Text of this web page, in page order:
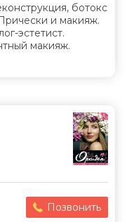
ботокс
и макияж.
эстетист.
макияж.
Позвонить